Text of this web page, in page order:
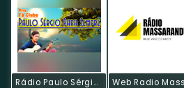
Rádio Paulo Sérgio Para Sempre